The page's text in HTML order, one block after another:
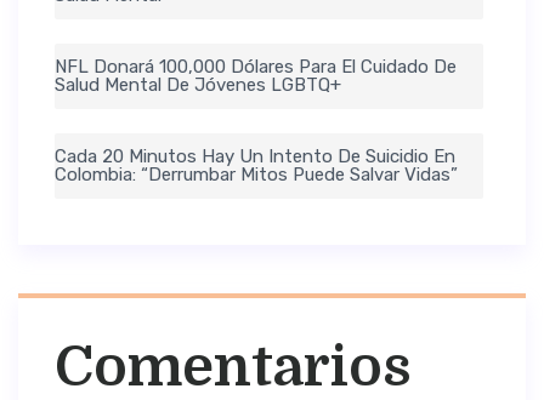
NFL Donará 100,000 Dólares Para El Cuidado De
Salud Mental De Jóvenes LGBTQ+
Cada 20 Minutos Hay Un Intento De Suicidio En
Colombia: “Derrumbar Mitos Puede Salvar Vidas”
Comentarios